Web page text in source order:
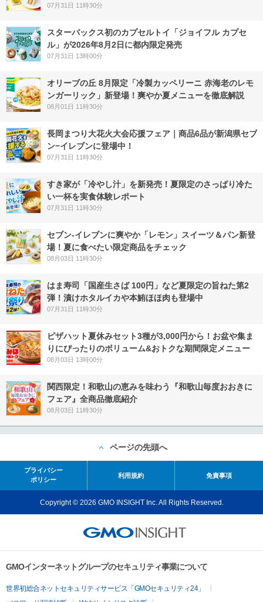
07月31日 11時30分
スターバックス初のカプセルトイ「ジョイフル カプセ
ル」が2026年8月2日に都内限定発売
07月31日 13時00分
オリーブの丘 8月限定「冷製カッペリーニ 赤海老のレモ
ンガーリック」新登場！爽やか夏メニューを徹底解説
08月01日 11時30分
長岡まつり大花火大会応援フェア｜商品6品が新潟県セブ
ン−イレブンに登場中！
07月31日 11時30分
すき家が「冷やし汁」を新発売！夏限定のさっぱり冷た
い一杯を実食体験レポート
07月31日 11時30分
セブン‐イレブンに爽やか「レモン」スイーツ＆パン新登
場！夏に食べたい限定商品をチェック
08月03日 11時30分
はま寿司「国産生さば 100円」など夏限定の旨ねた第2
弾！漬けホタルイカや本鮪ほほ肉も登場中
07月31日 11時30分
ピザハット夏休みセット3種が3,000円から！お盆や集ま
りにぴったりのボリューム&おトクな期間限定メニュー
08月03日 13時00分
関西限定！和歌山の恵みを味わう『和歌山毎度おおきに
フェア』全商品徹底紹介
08月03日 11時30分
ページの先頭へ
プライバシー
ポリシー
利用規約 免責事項
Copyright © 2026 GMO INSIGHT Inc. All Rights Reserved.
GMOインターネットグループのセキュリティ事業について
世界初総合ネットセキュリティサービス「GMOセキュリティ24」